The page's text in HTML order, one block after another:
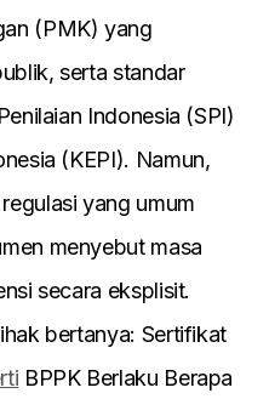
(PMK) yang
serta standar
Indonesia (SPI)
(KEPI). Namun,
yang umum
menyebut masa
secara eksplisit.
bertanya: Sertifikat
BPPK Berlaku Berapa